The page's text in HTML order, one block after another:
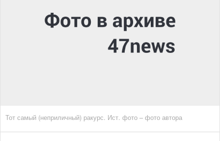
Тот самый (неприличный) ракурс. Ист. фото – фото автора